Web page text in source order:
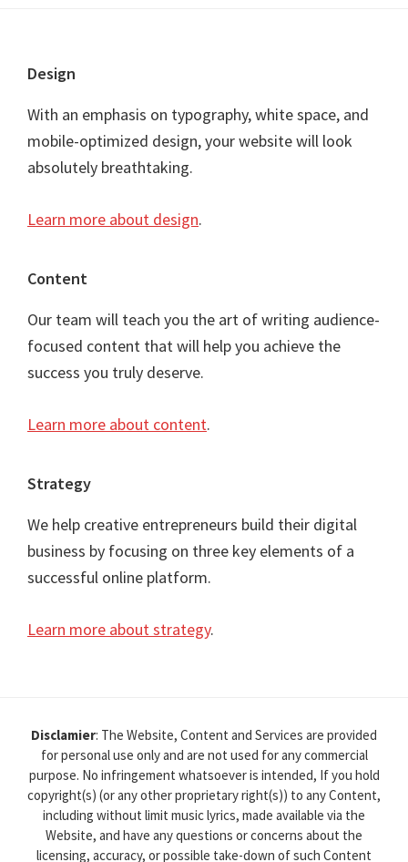
Footer
Design
With an emphasis on typography, white space, and
mobile-optimized design, your website will look
absolutely breathtaking.
Learn more about design.
Content
Our team will teach you the art of writing audience-
focused content that will help you achieve the
success you truly deserve.
Learn more about content.
Strategy
We help creative entrepreneurs build their digital
business by focusing on three key elements of a
successful online platform.
Learn more about strategy.
Disclamier: The Website, Content and Services are provided
for personal use only and are not used for any commercial
purpose. No infringement whatsoever is intended, If you hold
copyright(s) (or any other proprietary right(s)) to any Content,
including without limit music lyrics, made available via the
Website, and have any questions or concerns about the
licensing, accuracy, or possible take-down of such Content